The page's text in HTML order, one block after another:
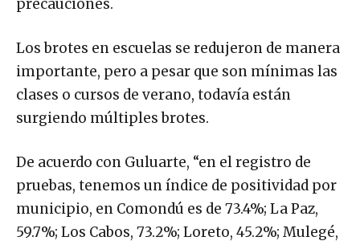
precauciones.
Los brotes en escuelas se redujeron de manera
importante, pero a pesar que son mínimas las
clases o cursos de verano, todavía están
surgiendo múltiples brotes.
De acuerdo con Guluarte, “en el registro de
pruebas, tenemos un índice de positividad por
municipio, en Comondú es de 73.4%; La Paz,
59.7%; Los Cabos, 73.2%; Loreto, 45.2%; Mulegé,